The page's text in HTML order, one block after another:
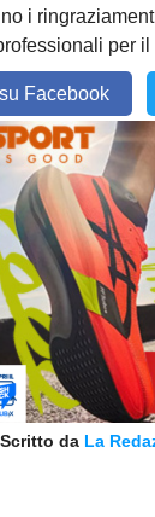
i
per il
Facebook
Scritto da La